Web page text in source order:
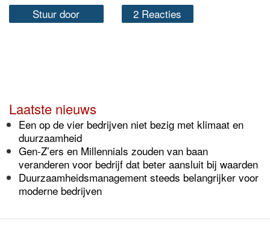
Stuur door 2 Reacties
Laatste nieuws
Een op de vier bedrijven niet bezig met klimaat en
duurzaamheid
Gen-Z’ers en Millennials zouden van baan
veranderen voor bedrijf dat beter aansluit bij waarden
Duurzaamheidsmanagement steeds belangrijker voor
moderne bedrijven